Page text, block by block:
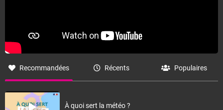
Recommandées Récents Populaires
À quoi sert la météo ?